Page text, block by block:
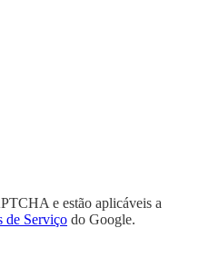
e estão aplicáveis a
de Serviço do Google.